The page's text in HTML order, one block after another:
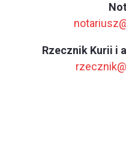
Rzecznik Kurii i